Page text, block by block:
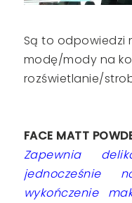
Są to odpowiedzi
modę/mody na
rozświetlanie/
FACE MATT
Zapewnia
jednocześnie
wykończenie